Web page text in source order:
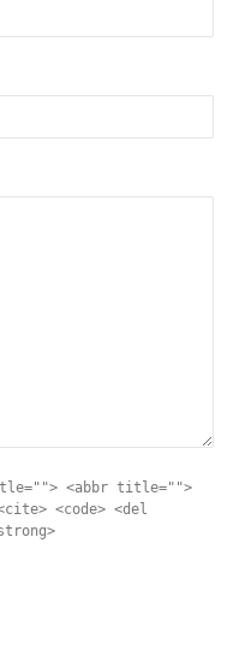
<abbr title="">
<code> <del